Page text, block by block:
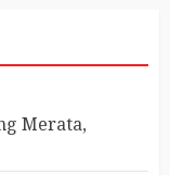
Merata,